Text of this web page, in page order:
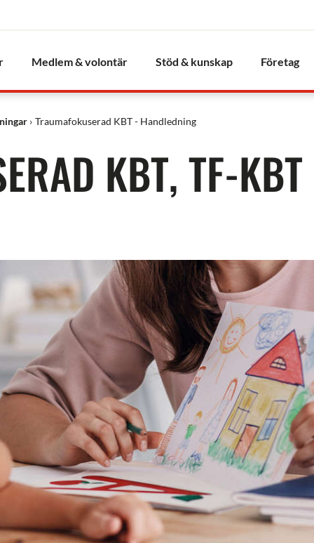
Medlem & volontär Stöd & kunskap Företag
Traumafokuserad KBT - Handledning
KBT, TF-KBT